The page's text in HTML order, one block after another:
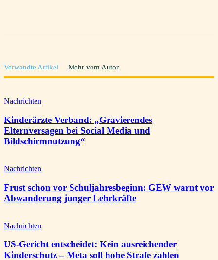
Verwandte Artikel Mehr vom Autor
Nachrichten
Kinderärzte-Verband: „Gravierendes
Elternversagen bei Social Media und
Bildschirmnutzung“
Nachrichten
Frust schon vor Schuljahresbeginn: GEW warnt vor
Abwanderung junger Lehrkräfte
Nachrichten
US-Gericht entscheidet: Kein ausreichender
Kinderschutz – Meta soll hohe Strafe zahlen